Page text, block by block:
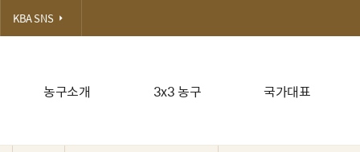
농구소개 3x3 농구 국가대표
KBA SNS